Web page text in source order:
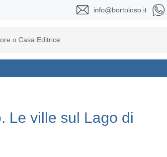
info@bortoloso.it
Le ville sul Lago di